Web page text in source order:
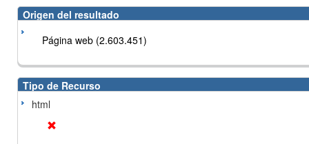
Origen del resultado
Página web (2.603.451)
Tipo de Recurso
html